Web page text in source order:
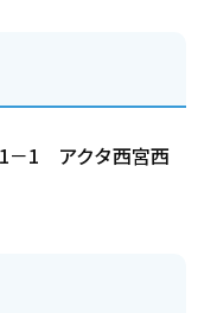
－1 アクタ西宮西